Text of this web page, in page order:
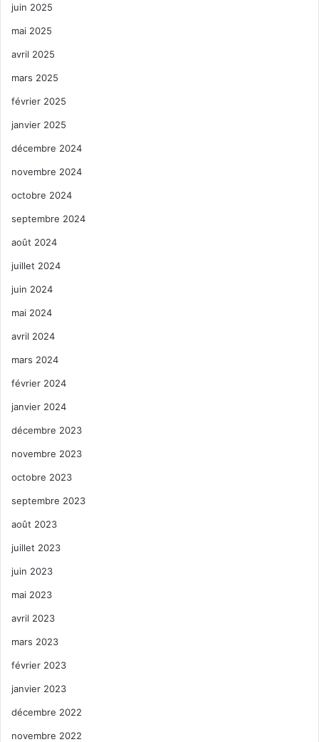
juin 2025
mai 2025
avril 2025
mars 2025
février 2025
janvier 2025
décembre 2024
novembre 2024
octobre 2024
septembre 2024
août 2024
juillet 2024
juin 2024
mai 2024
avril 2024
mars 2024
février 2024
janvier 2024
décembre 2023
novembre 2023
octobre 2023
septembre 2023
août 2023
juillet 2023
juin 2023
mai 2023
avril 2023
mars 2023
février 2023
janvier 2023
décembre 2022
novembre 2022